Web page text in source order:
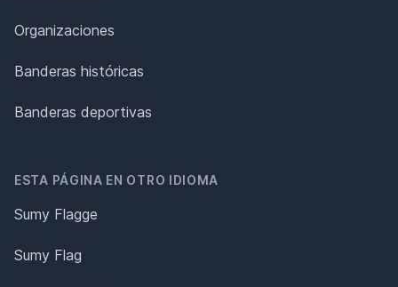
Organizaciones
Banderas históricas
Banderas deportivas
ESTA PÁGINA EN OTRO IDIOMA
Sumy Flagge
Sumy Flag